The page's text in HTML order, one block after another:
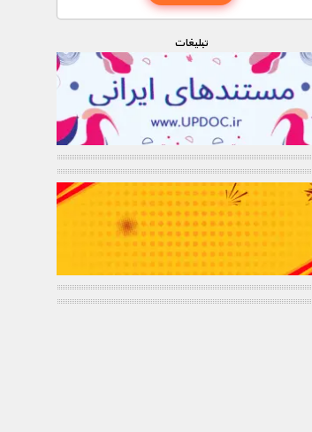
تبليغات